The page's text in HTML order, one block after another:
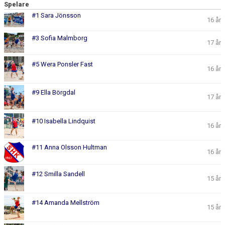
KONTAKT
Spelare
#1 Sara Jönsson
16 år
#3 Sofia Malmborg
17 år
#5 Wera Ponsler Fast
16 år
#9 Ella Börgdal
17 år
#10 Isabella Lindquist
16 år
#11 Anna Olsson Hultman
16 år
#12 Smilla Sandell
15 år
#14 Amanda Mellström
15 år